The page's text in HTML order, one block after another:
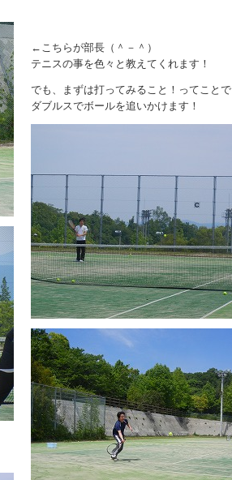
←こちらが部長（＾－＾）
テニスの事を色々と教えてくれます！
でも、まずは打ってみること！ってことで
ダブルスでボールを追いかけます！